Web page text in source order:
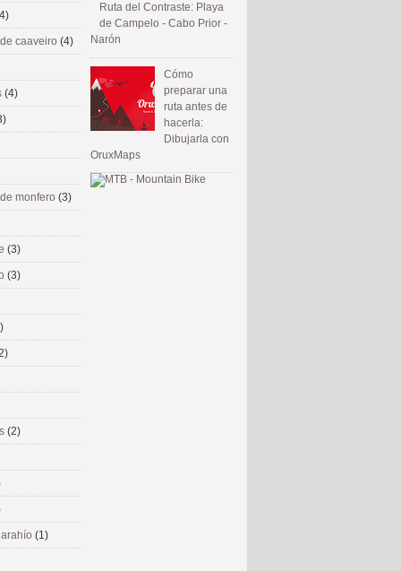
Ruta del Contraste: Playa
de Campelo - Cabo Prior -
Narón
Cómo
preparar una
ruta antes de
hacerla:
Dibujarla con
OruxMaps
caaveiro (4)
(4)
monfero (3)
(3)
(3)
(2)
(1)